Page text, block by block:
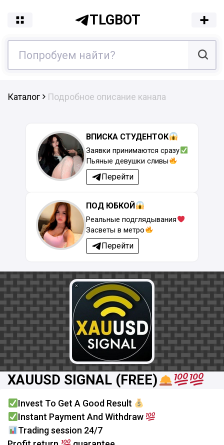
TLGBOT
Каталог Подробное описание канала
ВПИСКА СТУДЕНТОК
Заявки принимаются сразу
Пьяные девушки сливы
Перейти
ПОД ЮБКОЙ
Реальные подглядывания
Засветы в метро
Перейти
XAUUSD SIGNAL (FREE)
Invest To Get A Good Result
Instant Payment And Withdraw
Trading session 24/7